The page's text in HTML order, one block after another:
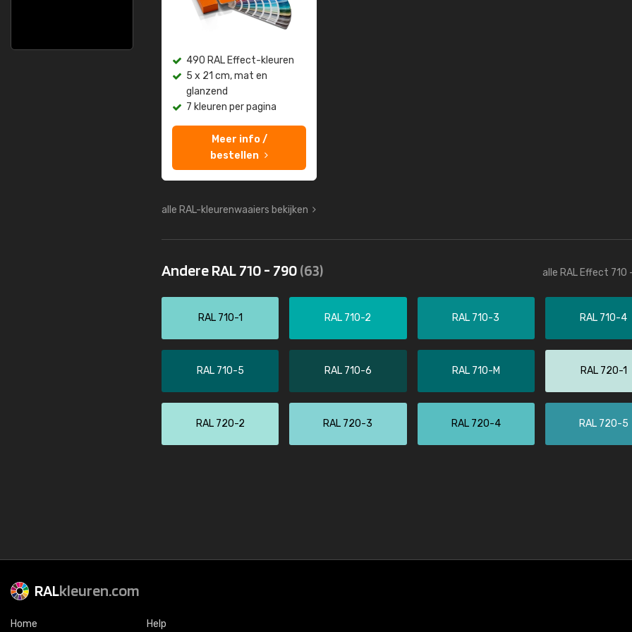
490 RAL Effect-kleuren
5 x 21 cm, mat en
glanzend
7 kleuren per pagina
Meer info /
bestellen
alle RAL-kleurenwaaiers bekijken
Andere RAL 710 - 790(63) alle RAL Effect 710
RAL 710-1 RAL 710-2 RAL 710-3 RAL 710-4
RAL 710-5 RAL 710-6 RAL 710-M RAL 720-1
RAL 720-2 RAL 720-3 RAL 720-4 RAL 720-5
RALkleuren.com
Home Help